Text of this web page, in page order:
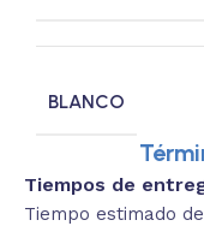
BLANCO
Tiempos de
Tiempo estimado